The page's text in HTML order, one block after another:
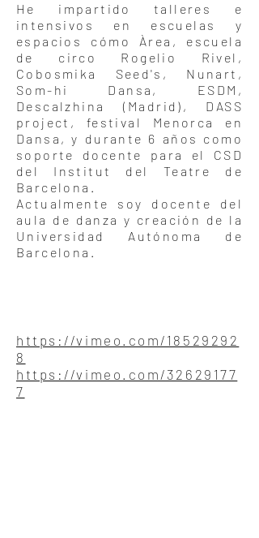
He impartido talleres e
intensivos en escuelas y
espacios cómo Àrea, escuela
de circo Rogelio Rivel,
Cobosmika Seed's, Nunart,
Som-hi Dansa, ESDM,
Descalzhina (Madrid), DASS
project, festival Menorca en
Dansa, y durante 6 años como
soporte docente para el CSD
del Institut del Teatre de
Barcelona.
Actualmente soy docente del
aula de danza y creación de la
Universidad Autónoma de
Barcelona.
https://vimeo.com/18529292
8
https://vimeo.com/32629177
7